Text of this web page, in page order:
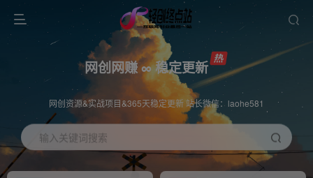
网创网赚 ∞ 稳定更新
网创资源&实战项目&365天稳定更新 站长微信：laohe581
输入关键词搜索